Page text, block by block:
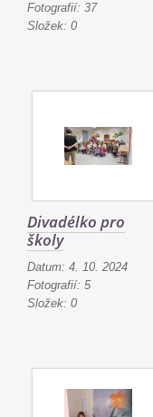
Fotografií: 37
Složek: 0
Divadélko pro
školy
Datum: 4. 10. 2024
Fotografií: 5
Složek: 0